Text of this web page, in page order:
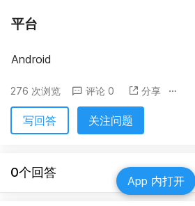
平台
Android
276 次浏览 评论 0 分享
写回答 关注问题
0个回答
App 内打开